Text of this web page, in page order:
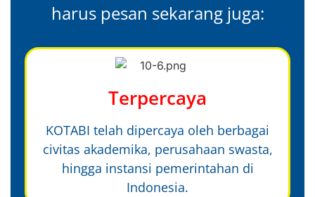
harus pesan sekarang juga:
Terpercaya
KOTABI telah dipercaya oleh berbagai
civitas akademika, perusahaan swasta,
hingga instansi pemerintahan di
Indonesia.